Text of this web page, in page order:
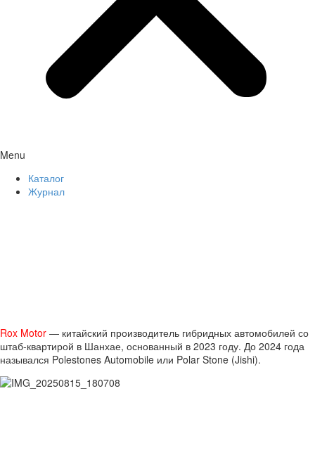
Menu
Каталог
Журнал
Rox Motor — китайский производитель гибридных автомобилей со
штаб-квартирой в Шанхае, основанный в 2023 году. До 2024 года
назывался Polestones Automobile или Polar Stone (Jishi).